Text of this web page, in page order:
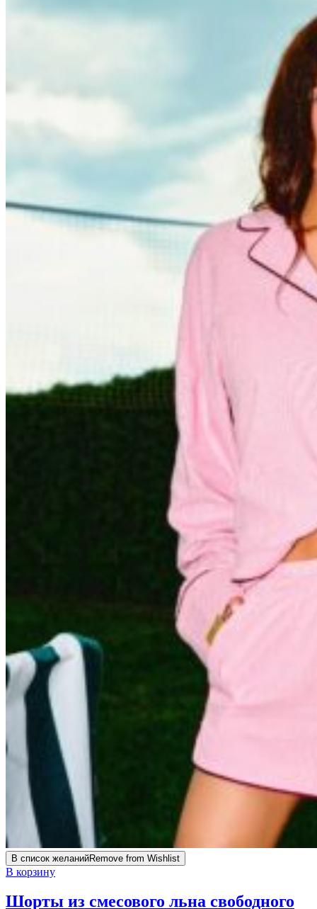
В список желанийRemove from Wishlist
В корзину
Шорты из смесового льна свободного